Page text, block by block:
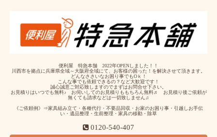
便利屋 特急本舗 2022年OPENしました！！
川西市を拠点に兵庫県全域～大阪府全域にて、お客様の困った！を解決させて頂きます。
どんなささいなお困り事でもOｋ！
こんな事でも依頼できるの？など大歓迎です！
誠心誠意ご対応致しますのでまずはお問合せ下さい。
お見積りはいつでも無料♪ お伺いしてのお見積りももちろん無料♬ お見積り後ご依頼が
無くても請求などは一切致しません♫
《ご依頼例》⇒家具組み立て・各種代行・不要品回収・お家のお困り事・引越しお手伝
い・遺品整理・生前整理・家具の移動・除草
0120-540-407